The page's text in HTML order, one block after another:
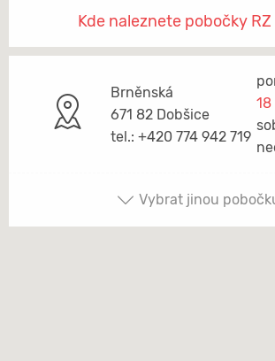
Kde naleznete pobočky
Brněnská
671 82 Dobšice
tel.: +420 774 942 719
18
Vybrat jinou